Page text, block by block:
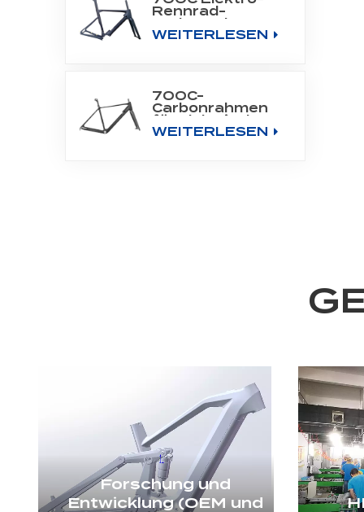
Rennrad-
Carbonrahmen,
passend für
WEITERLESEN
700C-
Carbonrahmen
für elektrisches
Stadtfahrrad mit
WEITERLESEN
Forschung und
Entwicklung (OEM und